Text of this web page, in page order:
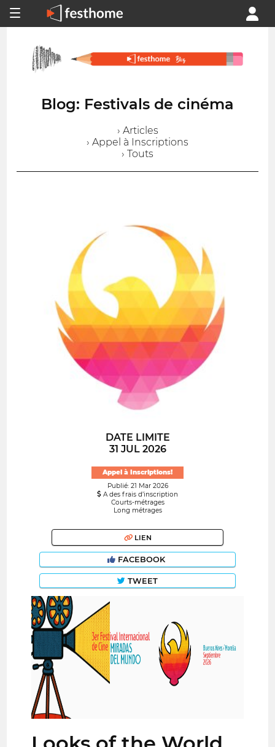
Blog: Festivals de cinéma
› Articles
› Appel à Inscriptions
› Touts
DATE LIMITE
31 JUL 2026
Appel à Inscriptions!
Publié: 21 Mar 2026
A des frais d’inscription
Courts-métrages
Long métrages
LIEN
FACEBOOK
TWEET